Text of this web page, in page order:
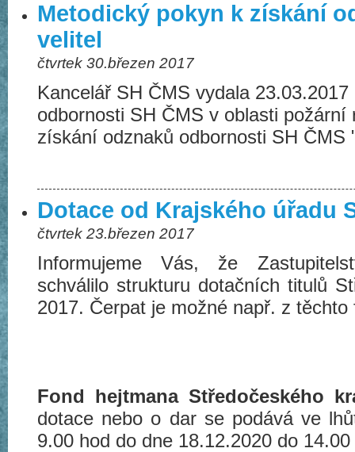
Metodický pokyn k získání
velitel
čtvrtek 30.březen 2017
Kancelář SH ČMS vydala
odbornosti SH ČMS v oblasti
získání odznaků odbornosti SH ČMS
Dotace od Krajského úřadu
čtvrtek 23.březen 2017
Informujeme Vás, že
schválilo strukturu dotačních titulů
2017. Čerpat je možné např. z těchto
Fond hejtmana Středočeského
dotace nebo o dar se podává ve
9.00 hod do dne 18.12.2020 do